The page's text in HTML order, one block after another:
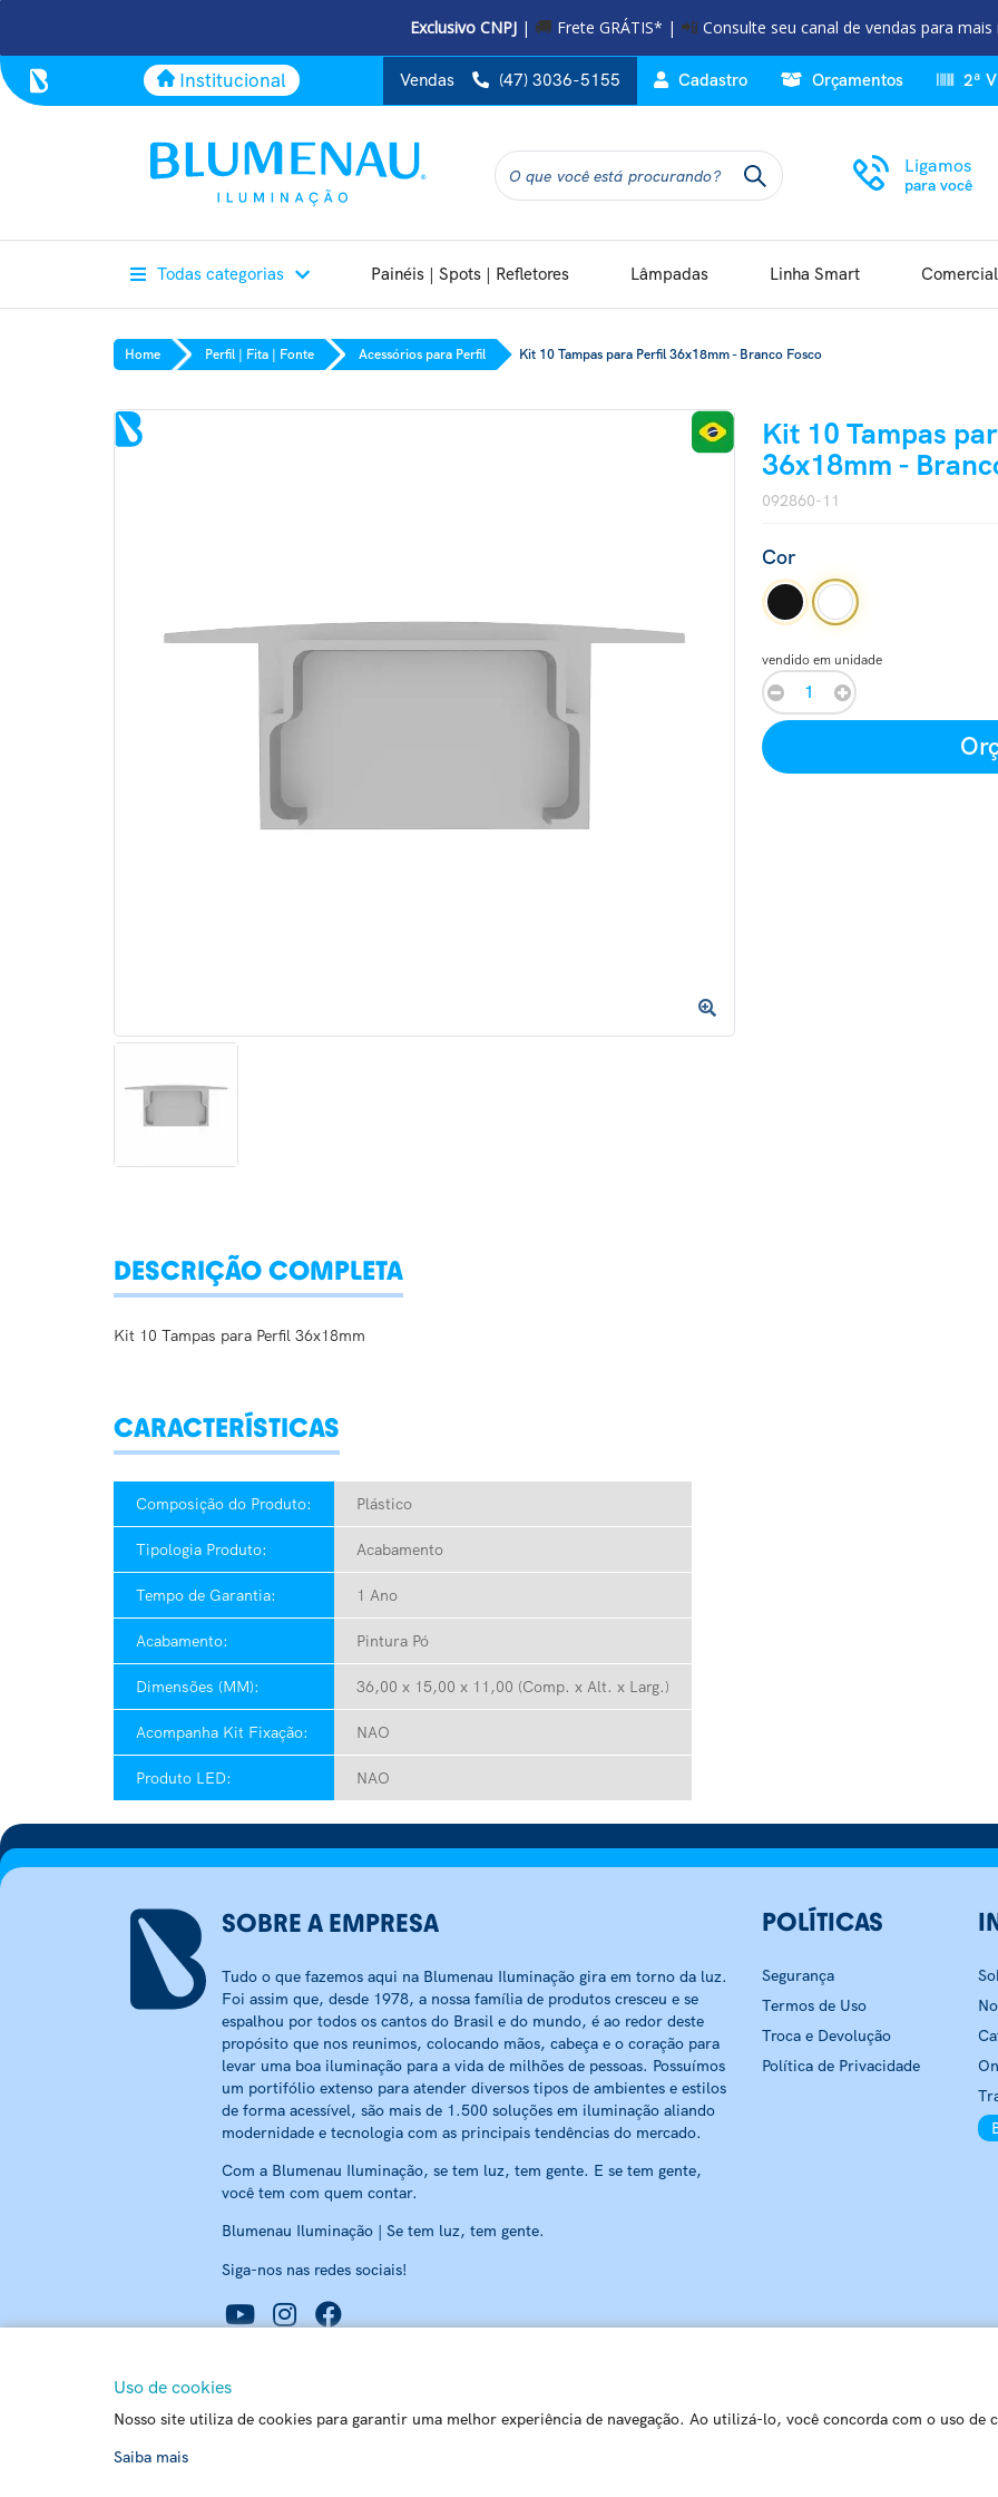
Exclusivo CNPJ | 🚚 Frete GRÁTIS* | 📲 Consulte seu canal de vendas para
Institucional Vendas (47) 3036-5155 Cadastro Orçamentos 2ª
Ligamos
para você
Todas categorias Painéis | Spots | Refletores Lâmpadas Linha Smart Comercial
Home Perfil | Fita | Fonte Acessórios para Perfil Kit 10 Tampas para Perfil 36x18mm - Branco Fosco
Kit 10 Tampas
36x18mm -
092860-11
Cor
vendido em unidade
DESCRIÇÃO COMPLETA
Kit 10 Tampas para Perfil 36x18mm
CARACTERÍSTICAS
Composição do Produto: Plástico
Tipologia Produto: Acabamento
Tempo de Garantia: 1 Ano
Acabamento: Pintura Pó
Dimensões (MM): 36,00 x 15,00 x 11,00 (Comp. x Alt. x Larg.)
Acompanha Kit Fixação: NAO
Produto LED: NAO
SOBRE A EMPRESA
Tudo o que fazemos aqui na Blumenau Iluminação gira em torno da luz.
Foi assim que, desde 1978, a nossa família de produtos cresceu e se
espalhou por todos os cantos do Brasil e do mundo, é ao redor deste
propósito que nos reunimos, colocando mãos, cabeça e o coração para
levar uma boa iluminação para a vida de milhões de pessoas. Possuímos
um portifólio extenso para atender diversos tipos de ambientes e estilos
de forma acessível, são mais de 1.500 soluções em iluminação aliando
modernidade e tecnologia com as principais tendências do mercado.
Com a Blumenau Iluminação, se tem luz, tem gente. E se tem gente,
você tem com quem contar.
Blumenau Iluminação | Se tem luz, tem gente.
Siga-nos nas redes sociais!
POLÍTICAS
Segurança
Termos de Uso
Troca e Devolução
Política de Privacidade
CNPJ: 79.416.459/0001-20
Uso de cookies
Nosso site utiliza de cookies para garantir uma melhor experiência de navegação. Ao utilizá-lo, você concorda com o uso de
Saiba mais